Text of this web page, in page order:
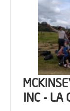
INC - LA